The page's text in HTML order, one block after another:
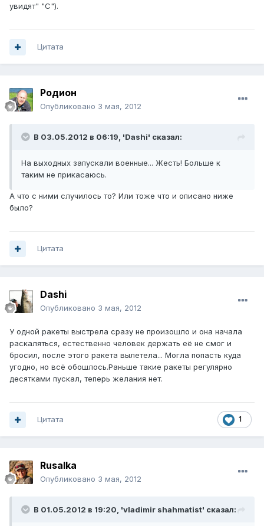
увидят" "С").
Цитата
Родион
Опубликовано 3 мая, 2012
В 03.05.2012 в 06:19, 'Dashi' сказал:
На выходных запускали военные... Жесть! Больше к
таким не прикасаюсь.
А что с ними случилось то? Или тоже что и описано ниже
было?
Цитата
Dashi
Опубликовано 3 мая, 2012
У одной ракеты выстрела сразу не произошло и она начала
раскаляться, естественно человек держать еë не смог и
бросил, после этого ракета вылетела... Могла попасть куда
угодно, но всë обошлось.Раньше такие ракеты регулярно
десятками пускал, теперь желания нет.
1
Цитата
Rusalka
Опубликовано 3 мая, 2012
В 01.05.2012 в 19:20, 'vladimir shahmatist' сказал: